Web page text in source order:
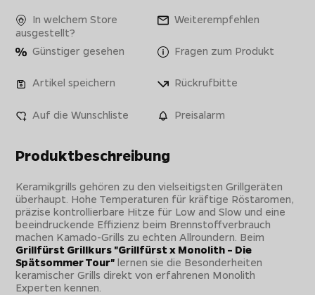
In welchem Store
ausgestellt?
Weiterempfehlen
Günstiger gesehen Fragen zum Produkt
Artikel speichern Rückrufbitte
Auf die Wunschliste Preisalarm
Produktbeschreibung
Keramikgrills gehören zu den vielseitigsten Grillgeräten
überhaupt. Hohe Temperaturen für kräftige Röstaromen,
präzise kontrollierbare Hitze für Low and Slow und eine
beeindruckende Effizienz beim Brennstoffverbrauch
machen Kamado-Grills zu echten Allroundern. Beim
Grillfürst Grillkurs "Grillfürst x Monolith – Die
Spätsommer Tour" lernen sie die Besonderheiten
keramischer Grills direkt von erfahrenen Monolith
Experten kennen.